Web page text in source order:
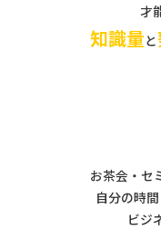
才
知識量と
お茶会・セ
自分の時
ビジ